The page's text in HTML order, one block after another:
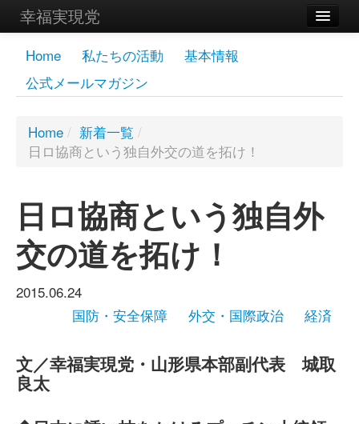
幸福実現党
メンバーズページ
党員
お問い合わせ
Home 私たちの活動
基本情報
公式メールマガジン
Home / 新着一覧 /
日ロ協商という独自外交の道を拓け！
日ロ協商という独自外
交の道を拓け！
2015.06.24
国防・安全保障
外交・国際政治 経済
文／幸福実現党・山形県本部副代表 城取
良太